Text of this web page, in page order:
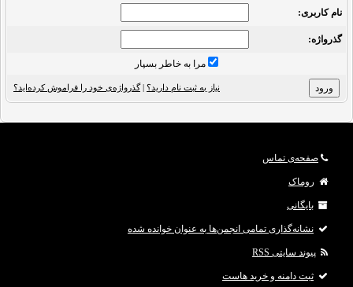
نام کاربری:
گذرواژه‌:
مرا به خاطر بسپار
نیاز به ثبت نام دارید؟ |گذرواژه‌ی خود را فراموش کرده‌اید؟
صفحه‌ی تماس
روماک
بایگانی
نشانه‌گذاری تمامی انجمن‌ها به عنوان خوانده شده
پیوند سایتی RSS
ثبت دامنه و خرید هاست